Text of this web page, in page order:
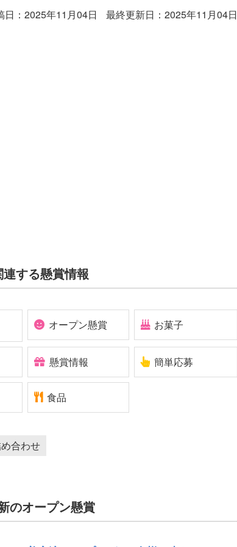
日：2025年11月04日 最終更新日：2025年11月04日
連する懸賞情報
オープン懸賞 お菓子
懸賞情報 簡単応募
食品
合わせ
のオープン懸賞